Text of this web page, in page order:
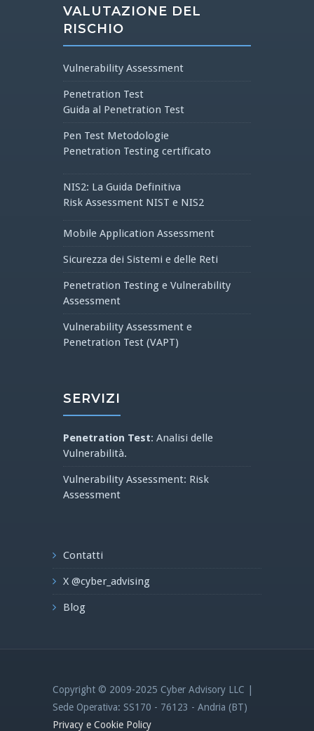
VALUTAZIONE DEL
RISCHIO
Vulnerability Assessment
Penetration Test
Guida al Penetration Test
Pen Test Metodologie
Penetration Testing certificato
NIS2: La Guida Definitiva
Risk Assessment NIST e NIS2
Mobile Application Assessment
Sicurezza dei Sistemi e delle Reti
Penetration Testing e Vulnerability
Assessment
Vulnerability Assessment e
Penetration Test (VAPT)
SERVIZI
Penetration Test: Analisi delle
Vulnerabilità.
Vulnerability Assessment: Risk
Assessment
Contatti
X @cyber_advising
Blog
Copyright © 2009-2025 Cyber Advisory LLC |
Sede Operativa: SS170 - 76123 - Andria (BT)
Privacy e Cookie Policy